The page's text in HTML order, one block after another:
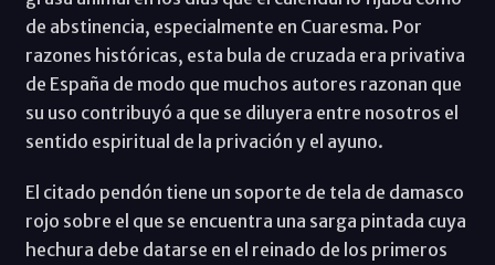
de abstinencia, especialmente en Cuaresma. Por
razones históricas, esta bula de cruzada era privativa
de España de modo que muchos autores razonan que
su uso contribuyó a que se diluyera entre nosotros el
sentido espiritual de la privación y el ayuno.
El citado pendón tiene un soporte de tela de damasco
rojo sobre el que se encuentra una sarga pintada cuya
hechura debe datarse en el reinado de los primeros